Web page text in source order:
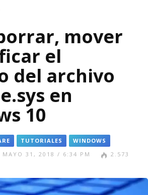
mover
el
del archivo
en
10
TUTORIALES
WINDOWS
MAYO 31, 2018 / 6:34 PM 2.573